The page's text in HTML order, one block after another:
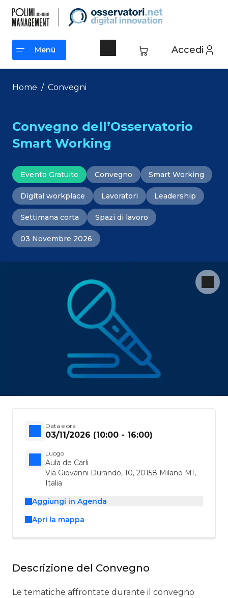
contenuto
Accedi
Menù
Menù
Home / Convegni
Convegno dell’Osservatorio
Smart Working
Evento Gratuito Convegno Smart Working
Digital workplace Lavoratori Leadership
Settimana corta Spazi di lavoro
03 Novembre 2026
Data e ora
03/11/2026 (10:00 - 16:00)
Aggiungi in Agenda
Luogo
Aula de Carli
Via Giovanni Durando, 10, 20158 Milano MI,
Italia
Apri la mappa
Descrizione del Convegno
Le tematiche affrontate durante il convegno